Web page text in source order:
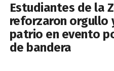
Estudiantes de la
reforzaron orgullo
patrio en evento
de bandera